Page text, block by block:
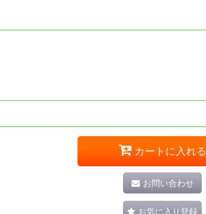
カートに入れる
お問い合わせ
お気に入り登録